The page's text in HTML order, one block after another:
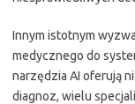
Innym istotnym
medycznego do
narzędzia AI oferują
diagnoz, wielu